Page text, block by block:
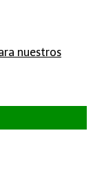
nuestros